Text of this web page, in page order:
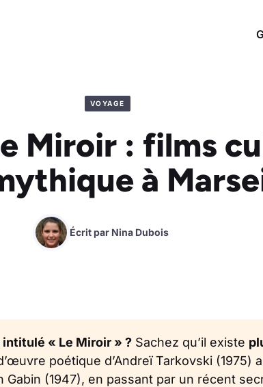
VOYAGE
Miroir : films
à
Écrit par Nina Dubois
« Le Miroir » ?Sachez qu’il existe
poétique d’Andreï Tarkovski (1975)
Gabin (1947), en passant par un récent